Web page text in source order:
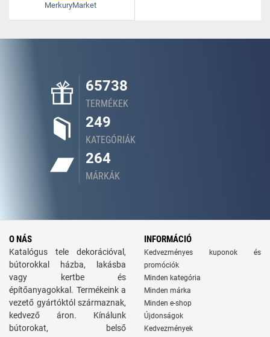
MerkuryMarket
65738
TERMÉKEK
249
KATEGÓRIÁK
264
MÁRKÁK
O NÁS
Katalógus tele dekorációval,
bútorokkal házba, lakásba
vagy kertbe és
építőanyagokkal. Termékeink a
vezető gyártóktól származnak,
kedvező áron. Kínálunk
bútorokat, belső
INFORMÁCIÓ
Kedvezményes kuponok és
promóciók
Minden kategória
Minden márka
Minden e-shop
Újdonságok
Kedvezmények